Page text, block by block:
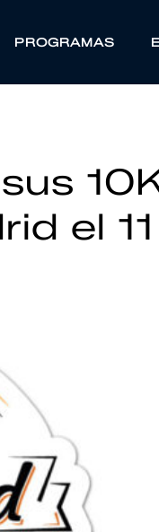
PROGRAMAS
el